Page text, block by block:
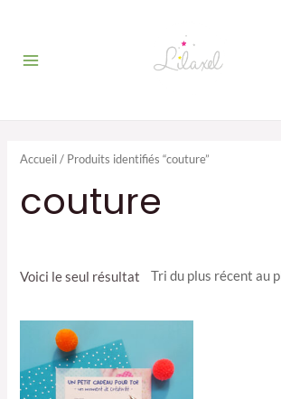
contenu
Accueil/ Produits identifiés “couture”
couture
Voici le seul résultat